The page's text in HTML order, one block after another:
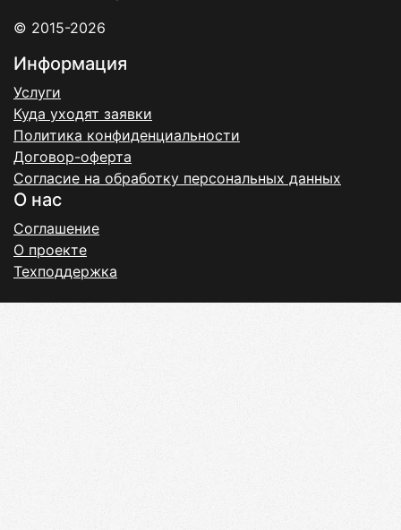
© 2015-2026
Информация
Услуги
Куда уходят заявки
Политика конфиденциальности
Договор-оферта
Согласие на обработку персональных данных
О нас
Соглашение
О проекте
Техподдержка